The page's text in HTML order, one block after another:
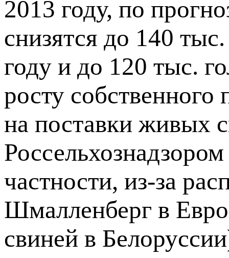
2013 году, по
снизятся до 140
году и до 120 тыс.
росту собственного
на поставки живых
частности, из-за
Шмалленберг в
свиней в